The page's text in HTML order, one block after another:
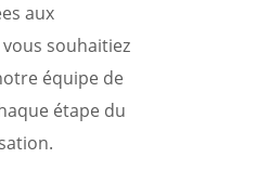
aux
souhaitiez
équipe de
étape du